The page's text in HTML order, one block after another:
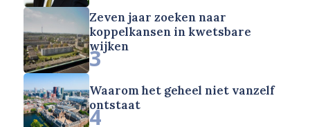
Zeven jaar zoeken naar
koppelkansen in kwetsbare
wijken
3
Waarom het geheel niet vanzelf
ontstaat
4